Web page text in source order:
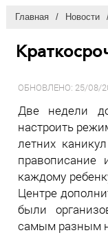
Главная / Новости
ОБНОВЛЕНО: 25/08/
Две недели
настроить
летних
правописание
каждому
Центре
были
самым разным